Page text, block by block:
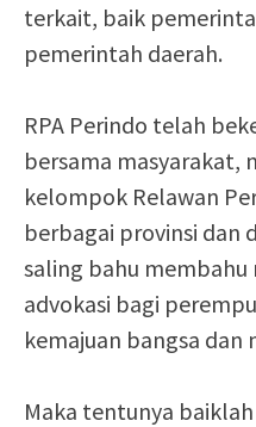
terkait, baik
pemerintah daerah.
RPA Perindo telah
bersama
kelompok Relawan
berbagai provinsi dan
saling bahu membahu
advokasi bagi
kemajuan bangsa dan
Maka tentunya